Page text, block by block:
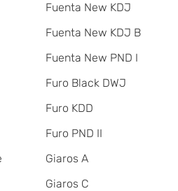
Fuenta New KDJ
Fuenta New KDJ B
Fuenta New PND I
Furo Black DWJ
Furo KDD
Furo PND II
Giaros A
Giaros C